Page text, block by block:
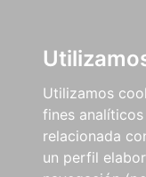
Utilizamos
fines
relacionada
un perfil